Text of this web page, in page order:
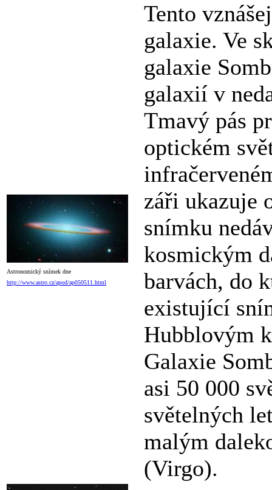
Astronomický snímek dne
http://www.astro.cz/apod/ap050511.html
Tento
galaxie. Ve
galaxie
galaxií v
Tmavý pás
optickém
záři ukazuje
snímku
kosmickým
barvách, do
existující
Hubblovým
Galaxie
asi 50 000
světelných
malým
(Virgo).